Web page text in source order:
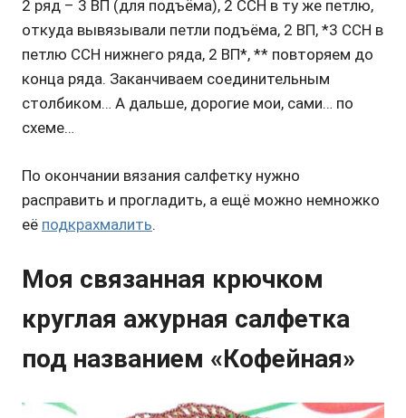
2 ряд – 3 ВП (для подъёма), 2 ССН в ту же петлю,
откуда вывязывали петли подъёма, 2 ВП, *3 ССН в
петлю ССН нижнего ряда, 2 ВП*, ** повторяем до
конца ряда. Заканчиваем соединительным
столбиком… А дальше, дорогие мои, сами… по
схеме…
По окончании вязания салфетку нужно
расправить и прогладить, а ещё можно немножко
её подкрахмалить.
Моя связанная крючком
круглая ажурная салфетка
под названием «Кофейная»